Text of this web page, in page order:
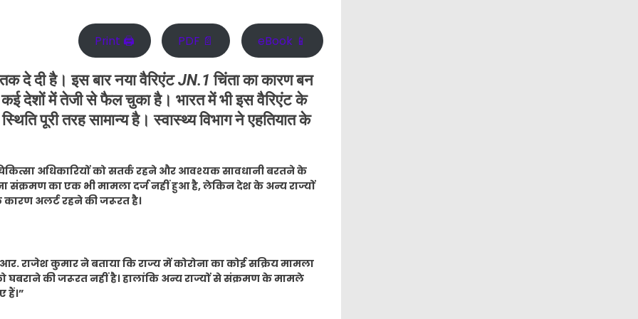
Print 🖨 PDF 📄 eBook 📱
दे दी है। इस बार नया वैरिएंटJN.1 चिंता का कारण बन
कई देशों में तेजी से फैल चुका है। भारत में भी इस वैरिएंट के
पूरी तरह सामान्य है। स्वास्थ्य विभाग ने एहतियात के
अधिकारियों को सतर्क रहने और आवश्यक सावधानी बरतने के
संक्रमण का एक भी मामला दर्ज नहीं हुआ है, लेकिन देश के अन्य राज्यों
अलर्ट रहने की जरूरत है।
राजेश कुमार ने बताया कि राज्य में कोरोना का कोई सक्रिय मामला
घबराने की जरूरत नहीं है। हालांकि अन्य राज्यों से संक्रमण के मामले
हैं।”